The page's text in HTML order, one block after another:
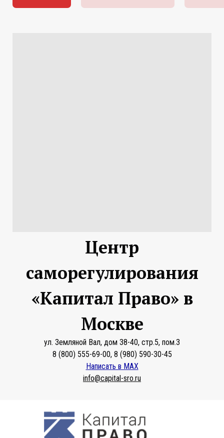
Центр
саморегулирования
«Капитал Право» в
Москве
ул. Земляной Вал, дом 38-40, стр.5, пом.3
8 (800) 555-69-00, 8 (980) 590-30-45
Написать в MAX
info@capital-sro.ru